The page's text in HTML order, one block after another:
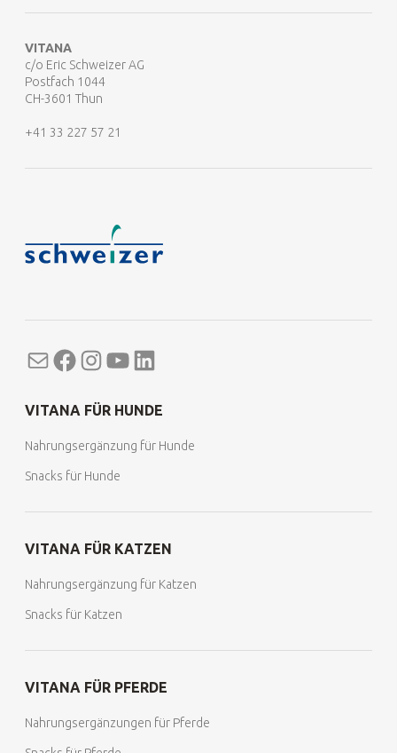
VITANA
c/o Eric Schweizer AG
Postfach 1044
CH-3601 Thun
+41 33 227 57 21
MailFacebook
Instagram
YouTube
LinkedIn
VITANA FÜR HUNDE
Nahrungsergänzung für Hunde
Snacks für Hunde
VITANA FÜR KATZEN
Nahrungsergänzung für Katzen
Snacks für Katzen
VITANA FÜR PFERDE
Nahrungsergänzungen für Pferde